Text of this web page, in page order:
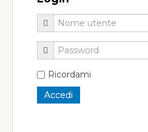
Ricordami